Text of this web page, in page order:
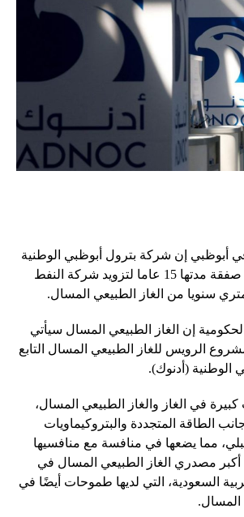
في أبوظبي إن شركة بترول أبوظبي الوطنية
(أدنوك) وافقت على صفقة مدتها 15 عاما لتزويد شركة النفط
سنويا من الغاز الطبيعي المسال.
إن الغاز الطبيعي المسال سيأتي
الرويس للغاز الطبيعي المسال التابع
الوطنية (أدنوك).
في الغاز والغاز الطبيعي المسال،
الطاقة المتجددة والبتروكيماويات
مما يضعها في منافسة مع منافسيها
أكبر مصدري الغاز الطبيعي المسال في
السعودية، التي لديها طموحات أيضًا في
المسال.